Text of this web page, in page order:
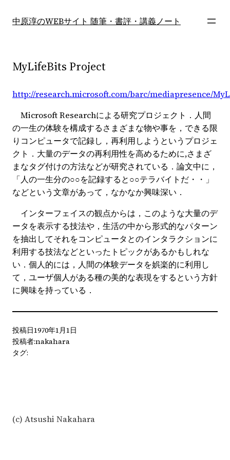
中原淳のWEBサイト 随筆・書評・講義ノート
MyLifeBits Project
http://research.microsoft.com/barc/mediapresence/
Microsoft Researchによる研究プロジェクト．人間
の一生の体験を構成するさまざまな物や事を，できる限
りコンピュータで記録し，再利用しようというプロジェ
クト．大量のデータの再利用性を高めるために,さまざ
まなタグ付けの方法などが研究されている．論文中に，
「人の一生分の○○を記録すると○○テラバイトだ・・」
などという文章があって，なかなか興味深い．
インターフェイスの観点からは，このような大量のデ
ータを表示する技法や，生活の中から形式的なパターン
を抽出してそれをコンピュータとのインタラクションに
利用する技法などといったトピックがあるかもしれな
い．個人的には，人間の体験データを娯楽的に利用し
て，ユーザ個人がある種の美的な表現をするという方針
に興味を持っている．
投稿日1970年1月1日
投稿者:nakahara
タグ:
(c) Atsushi Nakahara